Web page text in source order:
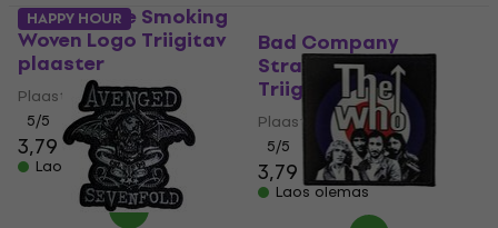
David Bowie Smoking
Woven Logo Triigitav
plaaster
Plaaster / märk
5/5
3,79 €4,09 €
Laos olemas
Bad Company
Straight Shooter
Triigitav plaaster
Plaaster / märk
5/5
3,79 €3,89 €
Laos olemas
HAPPY HOUR